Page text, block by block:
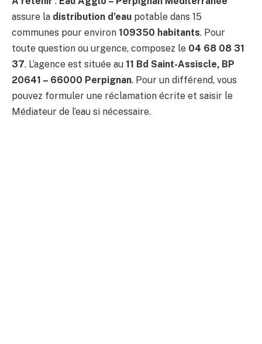
assure la distribution d’eau potable dans 15
communes pour environ 109350 habitants. Pour
toute question ou urgence, composez le 04 68 08 31
37. L’agence est située au 11 Bd Saint-Assiscle, BP
20641 – 66000 Perpignan. Pour un différend, vous
pouvez formuler une réclamation écrite et saisir le
Médiateur de l’eau si nécessaire.